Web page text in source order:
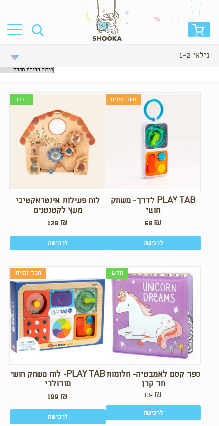
גילאי 1-2
חדש!
לוח פעילות אינטראקטיבי
מעץ לקטנטנים
129 ₪
לרכישה
חסר זמנית
PLAY TAB לדרך- משחק
חושי
69 ₪
לרכישה
חסר זמנית
PLAY TAB- לוח משחק חושי
מודולרי
199 ₪
לרכישה
חדש!
ספר קסם לאמבטיה- חלומות
חד קרן
69 ₪
לרכישה